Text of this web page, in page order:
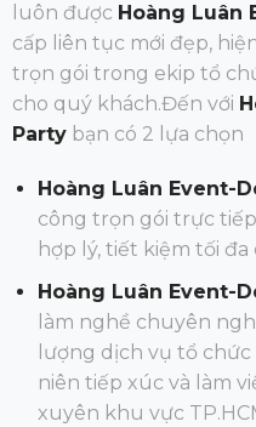
luôn được Hoàng Luân
cấp liên tục mới đẹp,
trọn gói trong ekip tổ
cho quý khách.Đến với
Party bạn có 2 lựa chọn
Hoàng Luân Event-
công trọn gói trực
hợp lý, tiết kiệm tối
Hoàng Luân Event-
làm nghề chuyên
lượng dịch vụ tổ
niên tiếp xúc và làm
xuyên khu vực